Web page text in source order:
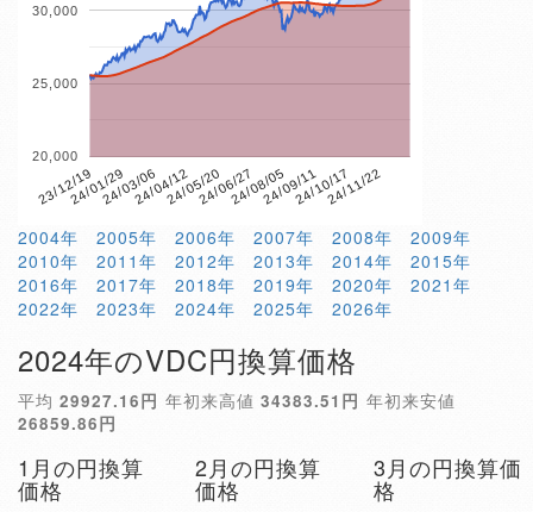
23/12/1924/01/2924/03/0624/04/1224/05/2024/06/2724/08/0524/09/1124/10/1724/11/22
20,000
25,000
30,000
2004年 2005年 2006年 2007年 2008年
2009年
2010年
2011年 2012年 2013年 2014年
2015年
2016年
2017年 2018年 2019年 2020年
2021年
2022年
2023年 2024年 2025年 2026年
2024年のVDC円換算価格
平均 29927.16円 年初来高値 34383.51円 年初来安値
26859.86円
1月の円換算
価格
2月の円換算
価格
3月の円換算価
格